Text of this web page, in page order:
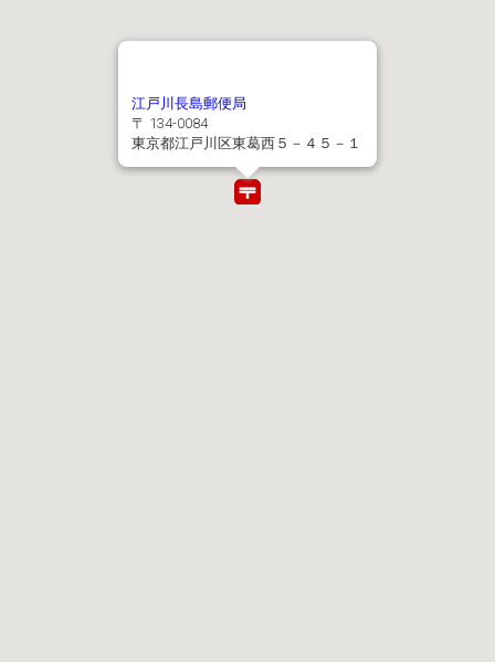
江戸川長島郵便局
〒 134-0084
東京都江戸川区東葛西５－４５－１